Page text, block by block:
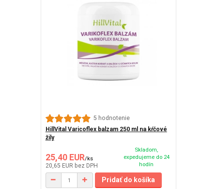
5 hodnotenie
HillVital Varicoflex balzam 250 ml na kŕčové
žily
25,40 EUR/ks
20,65 EUR bez DPH
Skladom,
expedujeme do 24
hodín
Pridať do košíka